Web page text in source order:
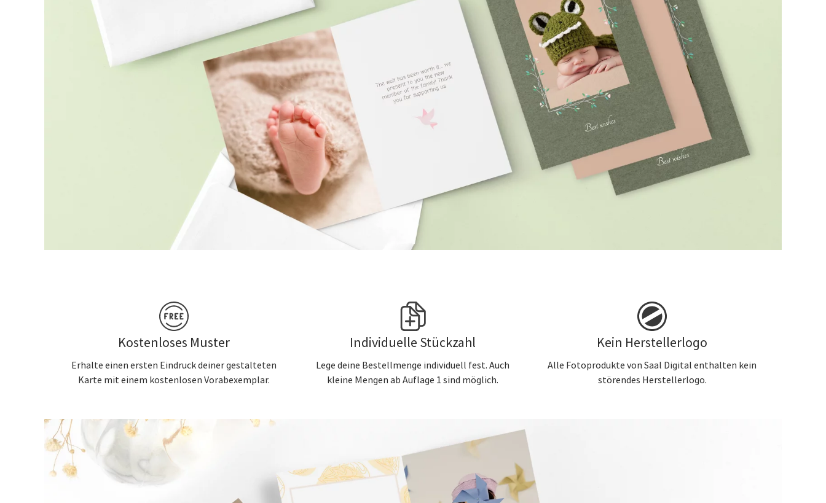
Kostenloses Muster
Erhalte einen ersten Eindruck deiner gestalteten
Karte mit einem kostenlosen Vorabexemplar.
Individuelle Stückzahl
Lege deine Bestellmenge individuell fest. Auch
kleine Mengen ab Auflage 1 sind möglich.
Kein Herstellerlogo
Alle Fotoprodukte von Saal Digital enthalten kein
störendes Herstellerlogo.